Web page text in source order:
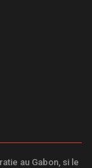
au Gabon, si le